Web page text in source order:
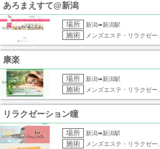
あろまえすて@新潟
場所 新潟➠新潟駅
施術 メンズエステ・リラクゼー..
康楽
場所 新潟➠新潟駅
施術 メンズエステ・リラクゼー..
リラクゼーション瞳
場所 新潟➠新潟駅
施術 メンズエステ・リラクゼー..